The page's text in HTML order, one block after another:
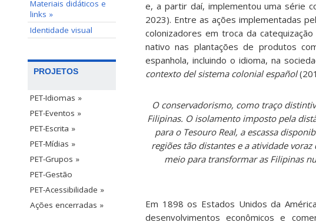
Materiais didáticos e
links »
Identidade visual
PROJETOS
PET-Idiomas »
PET-Eventos »
PET-Escrita »
PET-Mídias »
PET-Grupos »
PET-Gestão
PET-Acessibilidade »
Ações encerradas »
e, a partir daí, implementou uma série
2023). Entre as ações implementadas
colonizadores em troca da
nativo nas plantações de produtos
espanhola, incluindo o idioma, na
contexto del sistema colonial español
O conservadorismo, como traço
Filipinas. O isolamento imposto pela
para o Tesouro Real, a escassa
regiões tão distantes e a atividade
meio para transformar as Filipinas
Em 1898 os Estados Unidos da
desenvolvimentos econômicos e